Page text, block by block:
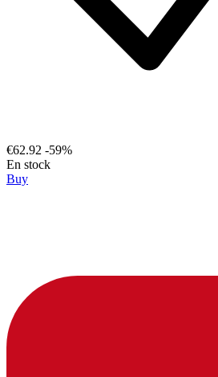
€62.92 -59%
En stock
Buy